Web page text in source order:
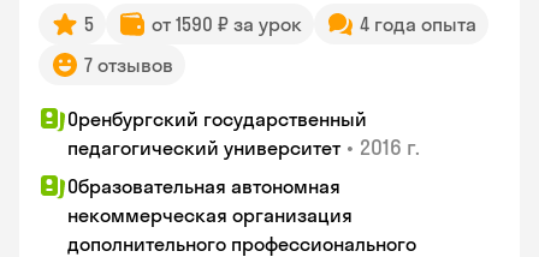
5 от 1590 ₽ за урок
4 года опыта
7 отзывов
Оренбургский государственный
педагогический университет • 2016 г.
Образовательная автономная
некоммерческая организация
дополнительного профессионального